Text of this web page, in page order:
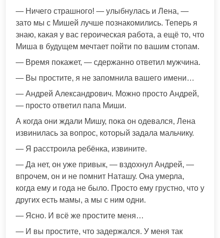
— Ничего страшного! — улыбнулась и Лена, —
зато мы с Мишей лучше познакомились. Теперь я
знаю, какая у вас героическая работа, а ещё то, что
Миша в будущем мечтает пойти по вашим стопам.
— Время покажет, — сдержанно ответил мужчина.
— Вы простите, я не запомнила вашего имени…
— Андрей Александрович. Можно просто Андрей,
— просто ответил папа Миши.
А когда они ждали Мишу, пока он одевался, Лена
извинилась за вопрос, который задала мальчику.
— Я расстроила ребёнка, извините.
— Да нет, он уже привык, — вздохнул Андрей, —
впрочем, он и не помнит Наташу. Она умерла,
когда ему и года не было. Просто ему грустно, что у
других есть мамы, а мы с ним одни.
— Ясно. И всё же простите меня…
— И вы простите, что задержался. У меня так